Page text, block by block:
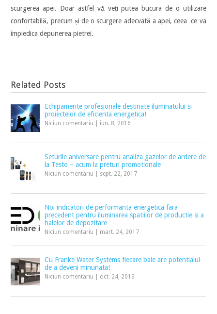
scurgerea apei. Doar astfel vă veți putea bucura de o utilizare
confortabilă, precum și de o scurgere adecvată a apei, ceea ce va
împiedica depunerea pietrei.
Related Posts
Echipamente profesionale destinate iluminatului si
proiectelor de eficienta energetica!
Niciun comentariu iun. 8, 2016
Seturile aniversare pentru analiza gazelor de ardere de
la Testo – acum la preturi promotionale
Niciun comentariu sept. 22, 2017
Noi indicatori de performanta energetica fara
precedent pentru iluminarea spatiilor de productie si a
halelor de depozitare
Niciun comentariu mart. 24, 2017
Cu Franke Water Systems fiecare baie are potentialul
de a deveni minunata!
Niciun comentariu oct. 24, 2016